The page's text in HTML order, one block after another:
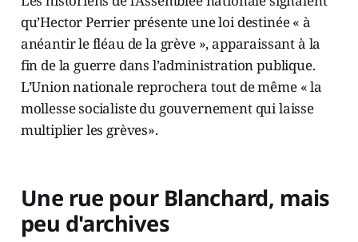
qu’Hector Perrier présente une loi destinée « à
anéantir le fléau de la grève », apparaissant à la
fin de la guerre dans l’administration publique.
L’Union nationale reprochera tout de même « la
mollesse socialiste du gouvernement qui laisse
multiplier les grèves».
Une rue pour Blanchard, mais
peu d'archives